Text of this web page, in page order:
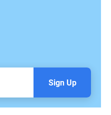
Sign Up